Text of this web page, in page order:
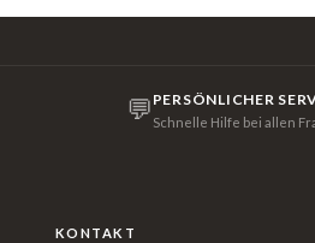
💬 PERSÖNLICHER
Schnelle Hilfe bei allen
KONTAKT